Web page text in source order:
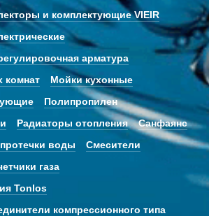
и комплектующие VIEIR
арматура
комнат
Мойки кухонные
Полипропилен
Радиаторы отопления
Санфаянс
воды
Смесители
газа
Tonlos
компрессионного типа